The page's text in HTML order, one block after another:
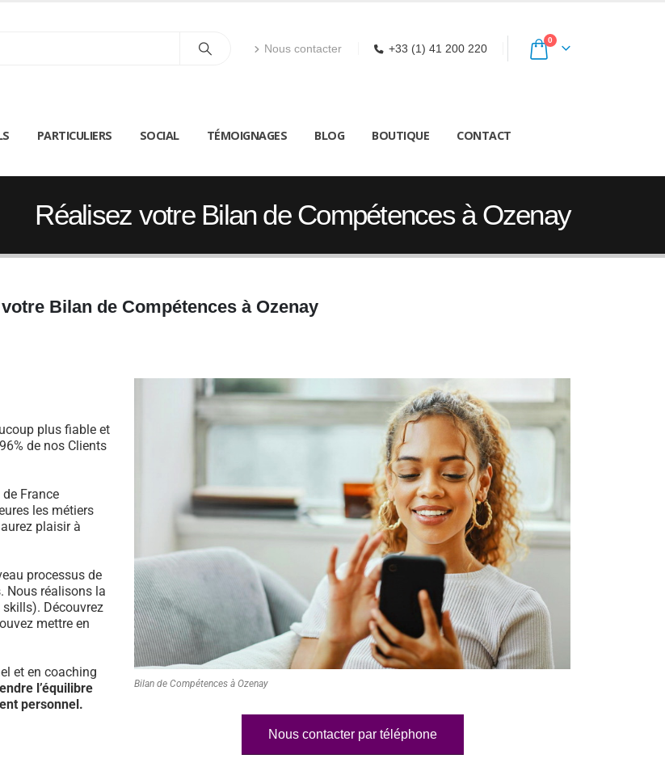
Nous contacter +33 (1) 41 200 220
0
PARTICULIERS SOCIAL TÉMOIGNAGES BLOG BOUTIQUE CONTACT
Réalisez votre Bilan de Compétences à Ozenay
Bilan de Compétences à Ozenay
plus fiable et
de nos Clients
France
les métiers
plaisir à
processus de
Nous réalisons la
Découvrez
mettre en
et en coaching
l’équilibre
personnel.
Bilan de Compétences à Ozenay
Nous contacter par téléphone